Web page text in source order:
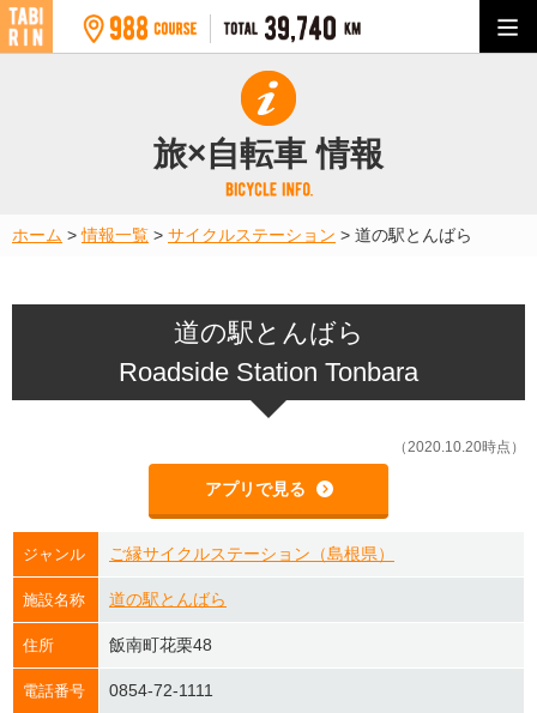
旅×自転車 情報
ホーム >情報一覧 > サイクルステーション > 道の駅とんばら
道の駅とんばら
Roadside Station Tonbara
（2020.10.20時点）
アプリで見る
ジャンル ご縁サイクルステーション（島根県）
施設名称 道の駅とんばら
住所 飯南町花栗48
電話番号 0854-72-1111